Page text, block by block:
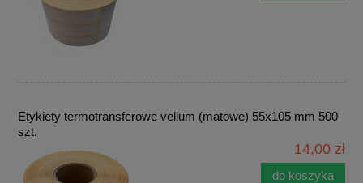
Etykiety termotransferowe vellum (matowe) 55x105 mm 500
szt.
14,00 zł
do koszyka